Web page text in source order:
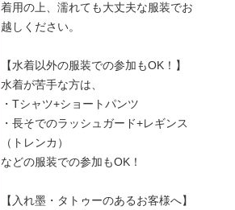
着用の上、濡れても大丈夫な服装でお
越しください。
【水着以外の服装での参加もOK！】
水着が苦手な方は、
・Tシャツ+ショートパンツ
・長そでのラッシュガード+レギンス
（トレンカ）
などの服装での参加もOK！
【入れ墨・タトゥーのあるお客様へ】